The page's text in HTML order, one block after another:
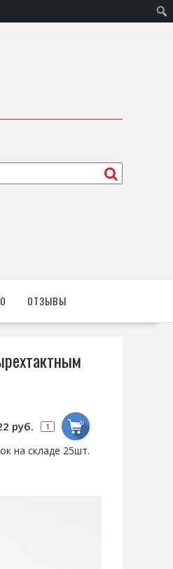
ОТЗЫВЫ
руб.
на складе 25шт.